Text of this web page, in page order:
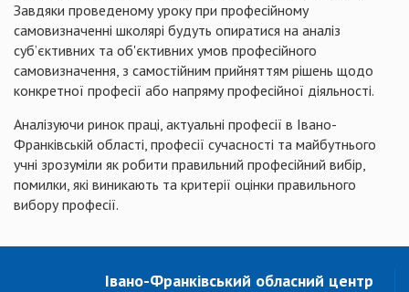
Завдяки проведеному уроку при професійному
самовизначенні школярі будуть опиратися на аналіз
суб’єктивних та об'єктивних умов професійного
самовизначення, з самостійним прийняттям рішень щодо
конкретної професії або напряму професійної діяльності.
Аналізуючи ринок праці, актуальні професії в Івано-
Франківській області, професії сучасності та майбутнього
учні зрозуміли як робити правильний професійний вибір,
помилки, які виникають та критерії оцінки правильного
вибору професії.
Івано-Франківський обласний центр